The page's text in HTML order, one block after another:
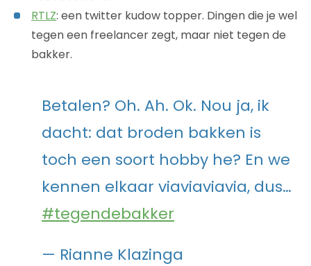
RTLZ: een twitter kudow topper. Dingen die je wel
tegen een freelancer zegt, maar niet tegen de
bakker.
Betalen? Oh. Ah. Ok. Nou ja, ik
dacht: dat broden bakken is
toch een soort hobby he? En we
kennen elkaar viaviaviavia, dus…
#tegendebakker
— Rianne Klazinga